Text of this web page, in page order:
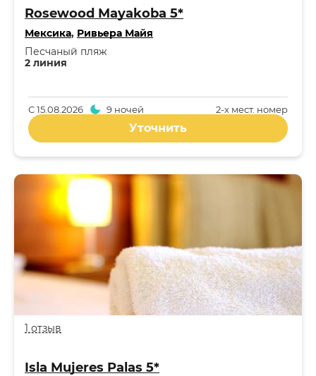
Rosewood Mayakoba 5*
Мексика, Ривьера Майя
2 линия
Песчаный пляж
2-x мест. номер
С15.08.2026 9 ночей
Уточнить
1 отзыв
Isla Mujeres Palas 5*